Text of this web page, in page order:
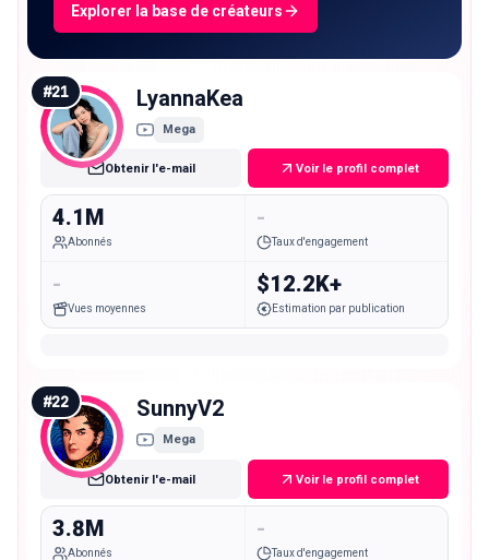
Explorer la base de créateurs
#21 LyannaKea
Mega
Obtenir l'e-mail Voir le profil complet
4.1M
Abonnés
-
Taux d'engagement
-
Vues moyennes
$12.2K+
Estimation par publication
#22 SunnyV2
Mega
Obtenir l'e-mail Voir le profil complet
3.8M
Abonnés
-
Taux d'engagement